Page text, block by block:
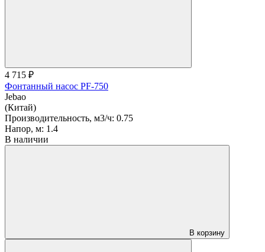
4 715 ₽
Фонтанный насос PF-750
Jebao
(Китай)
Производительность, м3/ч: 0.75
Напор, м: 1.4
В наличии
В корзину